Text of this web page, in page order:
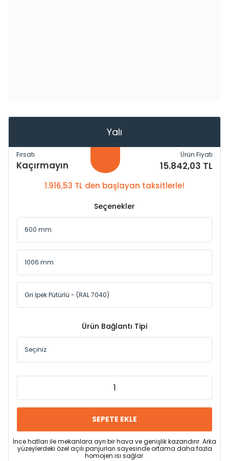
Yalı
Fırsatı
Kaçırmayın
Ürün Fiyatı
15.842,03 TL
1.916,53 TL den başlayan taksitlerle!
Seçenekler
Ürün Bağlantı Tipi
SEPETE EKLE
İnce hatları ile mekanlara ayrı bir hava ve genişlik kazandırır. Arka
yüzeylerdeki özel açılı panjurları sayesinde ortama daha fazla
homojen ısı sağlar.